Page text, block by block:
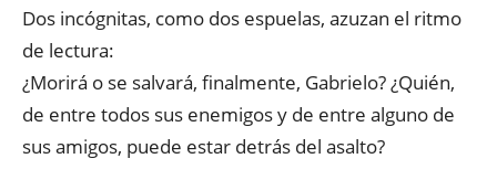
Dos incógnitas, como dos espuelas, azuzan el ritmo
de lectura:
¿Morirá o se salvará, finalmente, Gabrielo? ¿Quién,
de entre todos sus enemigos y de entre alguno de
sus amigos, puede estar detrás del asalto?